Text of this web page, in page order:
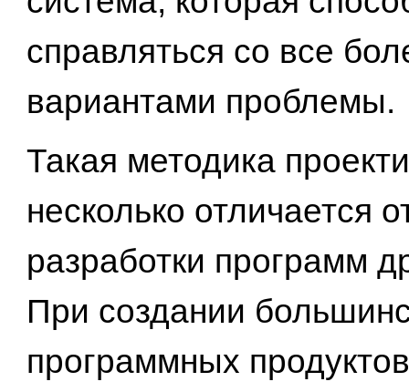
справляться со все
вариантами проблемы.
Такая методика
несколько отличается
разработки программ
При создании
программных